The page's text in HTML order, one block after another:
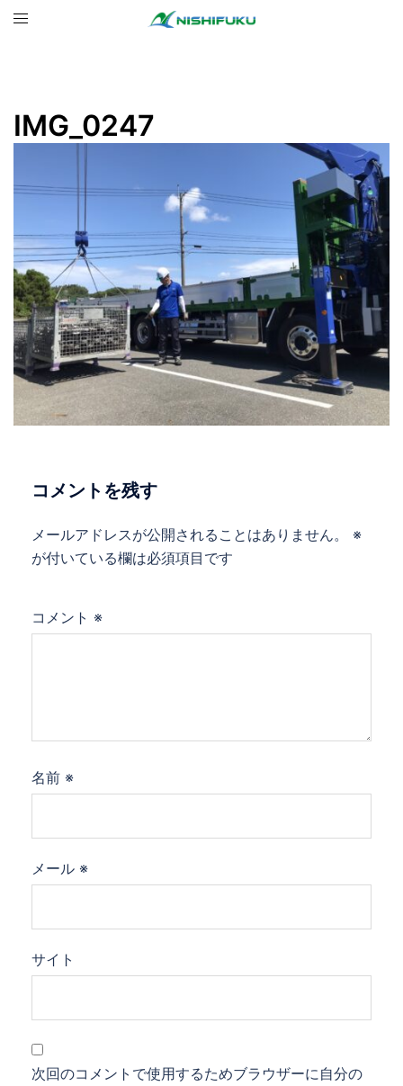
ト
ニ
ュ
IMG_0247
コメントを残す
メールアドレスが公開されることはありません。
※
が付いている欄は必須項目です
コメント ※
名前 ※
メール ※
サイト
次回のコメントで使用するためブラウザーに自分の